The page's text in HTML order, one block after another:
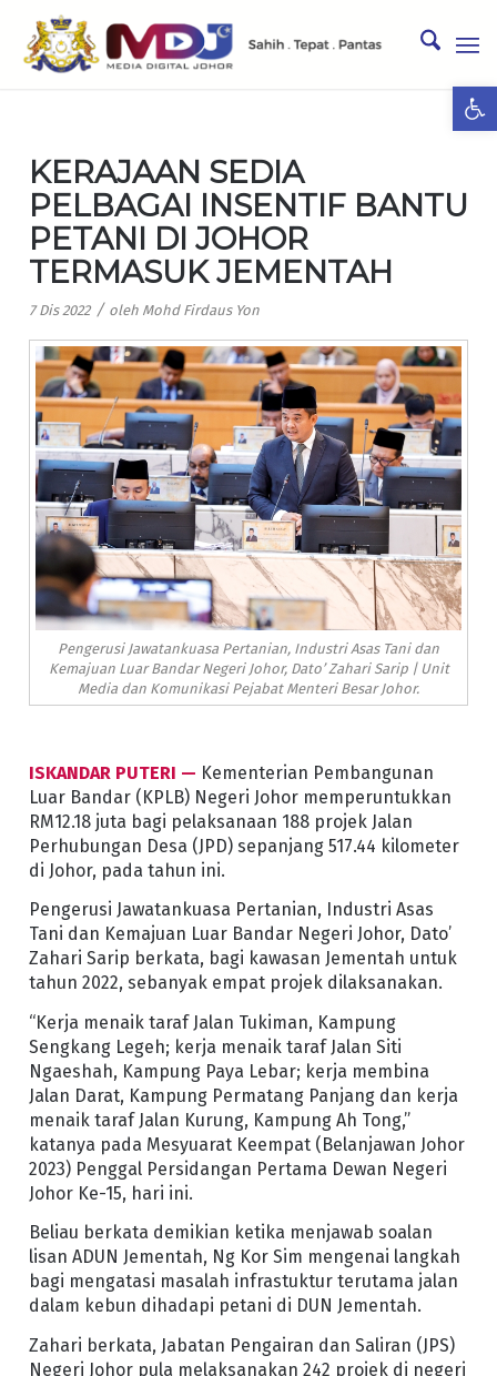
KERAJAAN SEDIA
PELBAGAI INSENTIF BANTU
PETANI DI JOHOR
TERMASUK JEMENTAH
7 Dis 2022 / oleh Mohd Firdaus Yon
Pengerusi Jawatankuasa Pertanian, Industri Asas Tani dan
Kemajuan Luar Bandar Negeri Johor, Dato’ Zahari Sarip | Unit
Media dan Komunikasi Pejabat Menteri Besar Johor.
ISKANDAR PUTERI — Kementerian Pembangunan
Luar Bandar (KPLB) Negeri Johor memperuntukkan
RM12.18 juta bagi pelaksanaan 188 projek Jalan
Perhubungan Desa (JPD) sepanjang 517.44 kilometer
di Johor, pada tahun ini.
Pengerusi Jawatankuasa Pertanian, Industri Asas
Tani dan Kemajuan Luar Bandar Negeri Johor, Dato’
Zahari Sarip berkata, bagi kawasan Jementah untuk
tahun 2022, sebanyak empat projek dilaksanakan.
“Kerja menaik taraf Jalan Tukiman, Kampung
Sengkang Legeh; kerja menaik taraf Jalan Siti
Ngaeshah, Kampung Paya Lebar; kerja membina
Jalan Darat, Kampung Permatang Panjang dan kerja
menaik taraf Jalan Kurung, Kampung Ah Tong,”
katanya pada Mesyuarat Keempat (Belanjawan Johor
2023) Penggal Persidangan Pertama Dewan Negeri
Johor Ke-15, hari ini.
Beliau berkata demikian ketika menjawab soalan
lisan ADUN Jementah, Ng Kor Sim mengenai langkah
bagi mengatasi masalah infrastuktur terutama jalan
dalam kebun dihadapi petani di DUN Jementah.
Zahari berkata, Jabatan Pengairan dan Saliran (JPS)
Negeri Johor pula melaksanakan 242 projek di negeri